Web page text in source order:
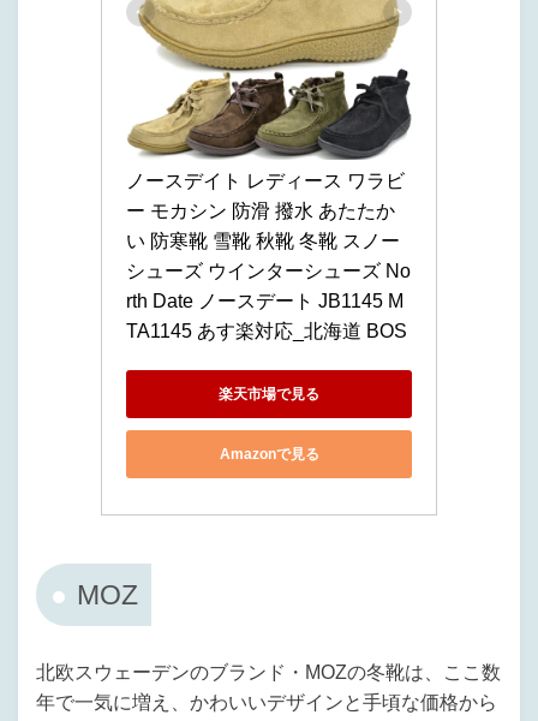
ノースデイト レディース ワラビ
ー モカシン 防滑 撥水 あたたか
い 防寒靴 雪靴 秋靴 冬靴 スノー
シューズ ウインターシューズ No
rth Date ノースデート JB1145 M
TA1145 あす楽対応_北海道 BOS
楽天市場で見る
Amazonで見る
MOZ
北欧スウェーデンのブランド・MOZの冬靴は、ここ数
年で一気に増え、かわいいデザインと手頃な価格から